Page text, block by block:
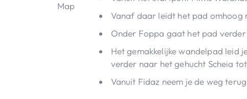
Vanaf daar leidt het pad omhoog
Onder Foppa gaat het pad
Het gemakkelijke wandelpad leid
verder naar het gehucht Scheia
Vanuit Fidaz neem je de weg